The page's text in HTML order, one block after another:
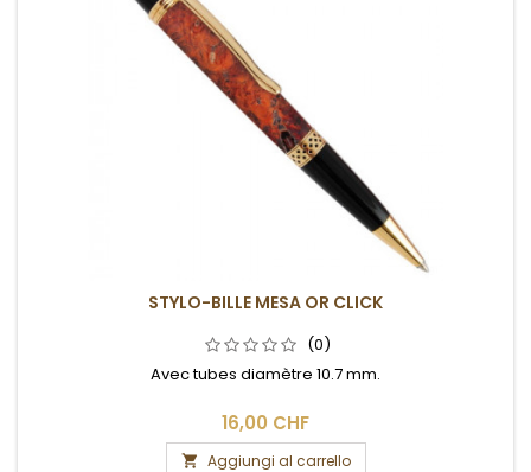
STYLO-BILLE MESA OR CLICK
(0)
Avec tubes diamètre 10.7 mm.
16,00 CHF
 Aggiungi al carrello